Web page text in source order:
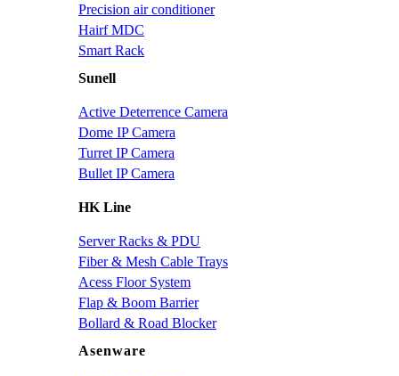
Precision air conditioner
Hairf MDC
Smart Rack
Sunell
Active Deterrence Camera
Dome IP Camera
Turret IP Camera
Bullet IP Camera
HK Line
Server Racks & PDU
Fiber & Mesh Cable Trays
Acess Floor System
Flap & Boom Barrier
Bollard & Road Blocker
Asenware